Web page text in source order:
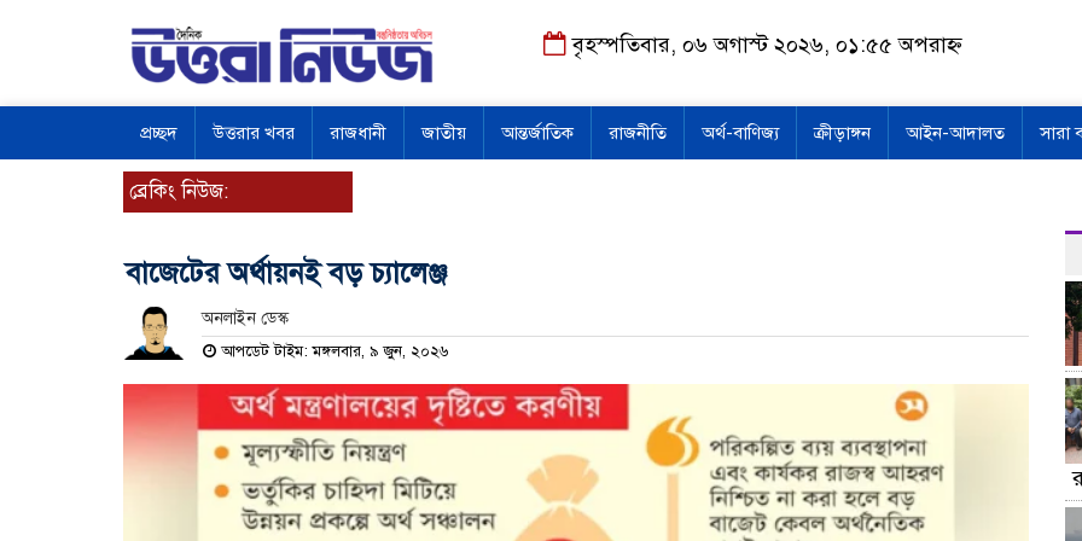
বৃহস্পতিবার, ০৬ অগাস্ট ২০২৬, ০১:৫৫ অপরাহ্ন
প্রচ্ছদ উত্তরার খবর রাজধানী জাতীয় আন্তর্জাতিক রাজনীতি অর্থ-বাণিজ্য ক্রীড়াঙ্গন আইন-আদালত সারা
ব্রেকিং নিউজ:
বাজেটের অর্থায়নই বড় চ্যালেঞ্জ
অনলাইন ডেস্ক
আপডেট টাইম: মঙ্গলবার, ৯ জুন, ২০২৬